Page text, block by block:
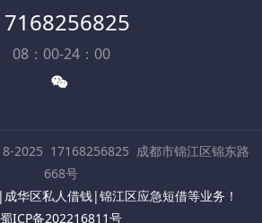
08：00-24：00
2025 17168256825 成都市锦江区锦东路
668号
华区私人借钱|锦江区应急短借等业务！
蜀ICP备202216811号